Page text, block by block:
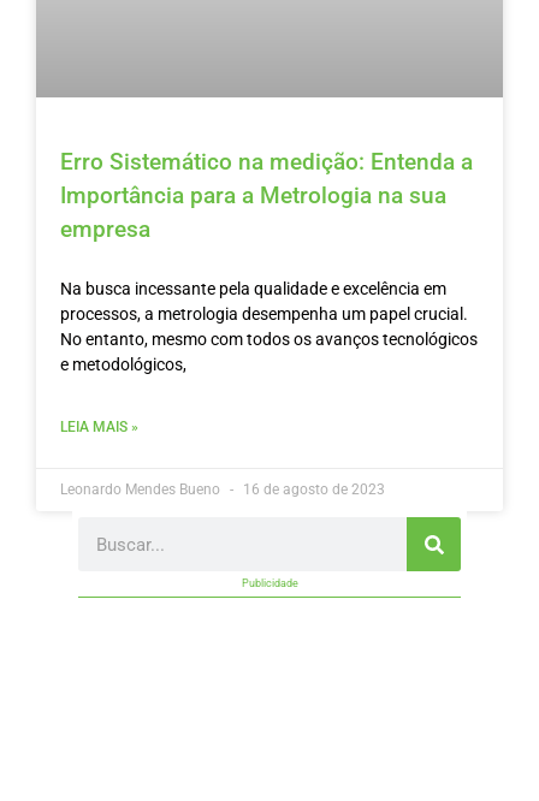
Erro Sistemático na medição: Entenda a
Importância para a Metrologia na sua
empresa
Na busca incessante pela qualidade e excelência em
processos, a metrologia desempenha um papel crucial.
No entanto, mesmo com todos os avanços tecnológicos
e metodológicos,
LEIA MAIS »
Leonardo Mendes Bueno 16 de agosto de 2023
Search
Publicidade